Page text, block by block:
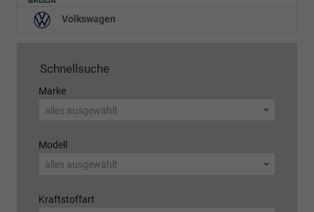
Volkswagen
Schnellsuche
Marke
alles ausgewählt
Modell
alles ausgewählt
Kraftstoffart